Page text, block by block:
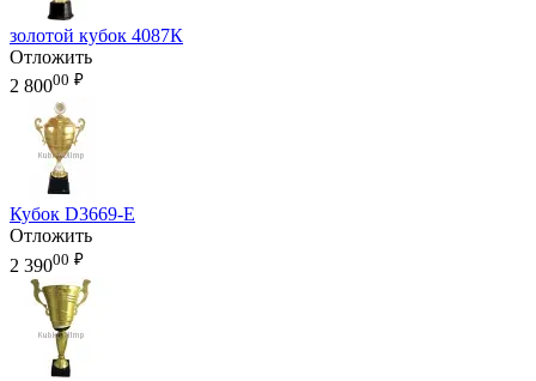
золотой кубок 4087К
Отложить
2 80000 ₽
Кубок D3669-E
Отложить
2 39000 ₽